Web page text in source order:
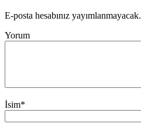
E-posta hesabınız yayımlanmayacak.
Yorum
İsim*